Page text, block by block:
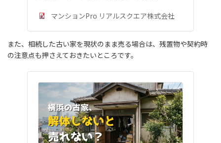
マンションPro リアルスクエア株式会社
また、相続した古い家を現状のまま売る場合は、残置物や契約時
の注意点も押さえておきたいところです。